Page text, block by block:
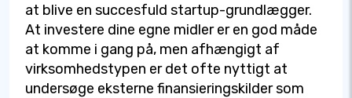
at blive en succesfuld startup-grundlægger.
At investere dine egne midler er en god måde
at komme i gang på, men afhængigt af
virksomhedstypen er det ofte nyttigt at
undersøge eksterne finansieringskilder som